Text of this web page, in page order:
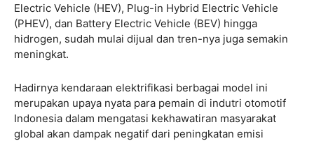
Electric Vehicle (HEV), Plug-in Hybrid Electric Vehicle
(PHEV), dan Battery Electric Vehicle (BEV) hingga
hidrogen, sudah mulai dijual dan tren-nya juga semakin
meningkat.
Hadirnya kendaraan elektrifikasi berbagai model ini
merupakan upaya nyata para pemain di indutri otomotif
Indonesia dalam mengatasi kekhawatiran masyarakat
global akan dampak negatif dari peningkatan emisi